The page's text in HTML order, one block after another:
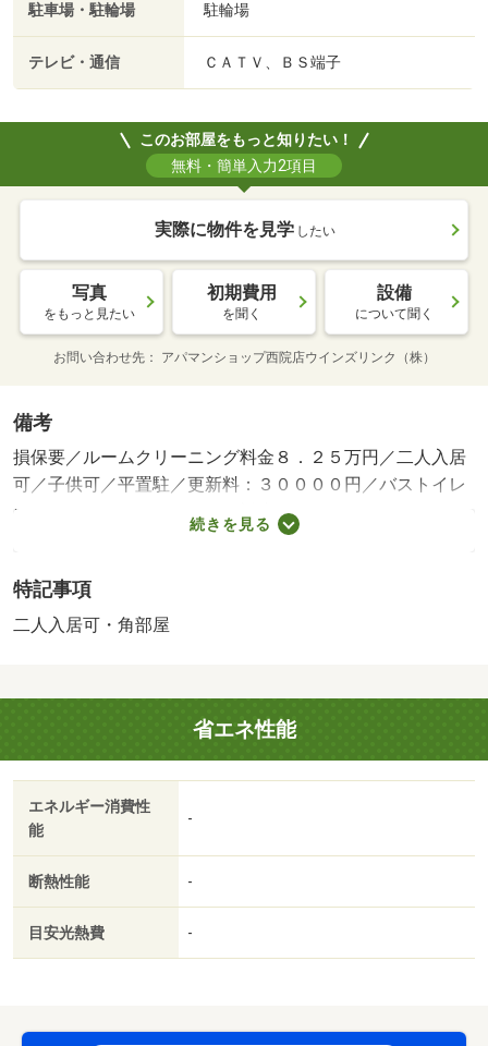
駐車場・駐輪場 駐輪場
テレビ・通信 ＣＡＴＶ、ＢＳ端子
このお部屋をもっと知りたい！
無料・簡単入力2項目
実際に物件を見学 したい
写真
をもっと見たい
初期費用
を聞く
設備
について聞く
お問い合わせ先 アパマンショップ西院店ウインズリンク（株）
備考
損保要／ルームクリーニング料金８．２５万円／二人入居
可／子供可／平置駐／更新料：３００００円／バストイレ
別／バルコニー／ガスコンロ対応／クロゼット／シャワー
付洗面台／浴室乾燥機／室内洗濯置／シューズボックス／
立／駐輪場／押入／ＣＡＴＶ／即入居可／敷金１ヶ月／二
人入居相談／３駅以上利用可／平面駐車場／ＬＤＫ１２畳
園）まで１７０ｍ／フレスコ 仰木の里店（スーパー）ま
で８００ｍ／ホームセンターアヤハディオ 堅田店（ホー
ムセンター）まで１６００ｍ／スギ薬局 衣川店（ドラッ
グストア）まで１６００ｍ／ガスト雄琴店（飲食店）まで
１７００ｍ／琵琶湖大橋病院（病院）まで４５００ｍ/賃貸
戸数:4戸
続きを見る
特記事項
二人入居可・角部屋
省エネ性能
エネルギー消費性
能
-
断熱性能 -
目安光熱費 -